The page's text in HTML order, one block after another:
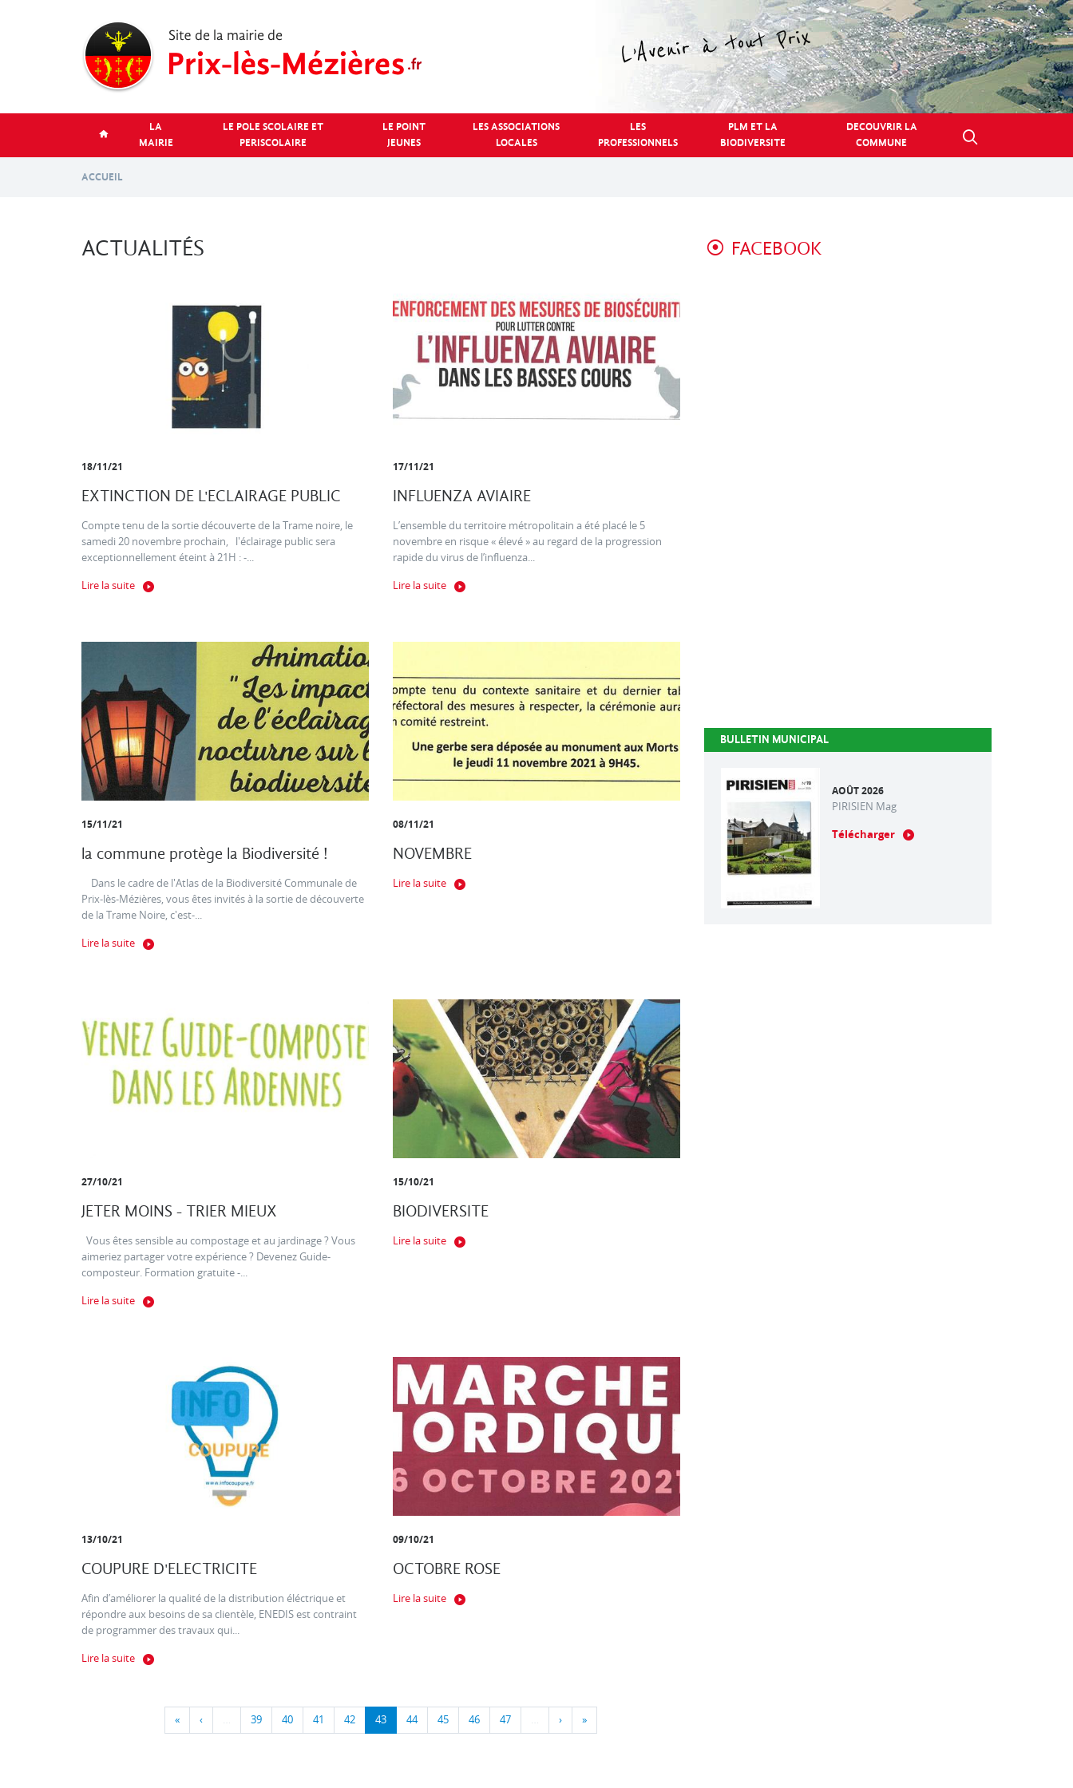
LA
MAIRIE
LE POLE SCOLAIRE ET
PERISCOLAIRE
LE POINT
JEUNES
LES ASSOCIATIONS
LOCALES
LES
PROFESSIONNELS
PLM ET LA
BIODIVERSITE
DECOUVRIR LA
COMMUNE
ACCUEIL
ACTUALITÉS
18/11/21
EXTINCTION DE L'ECLAIRAGE PUBLIC
Compte tenu de la sortie découverte de la Trame noire, le
samedi 20 novembre prochain, l'éclairage public sera
exceptionnellement éteint à 21H : -...
Lire la suite
17/11/21
INFLUENZA AVIAIRE
L’ensemble du territoire métropolitain a été placé le 5
novembre en risque « élevé » au regard de la progression
rapide du virus de l’influenza...
Lire la suite
15/11/21
la commune protège la Biodiversité !
Dans le cadre de l'Atlas de la Biodiversité Communale de
Prix-lès-Mézières, vous êtes invités à la sortie de découverte
de la Trame Noire, c'est-...
Lire la suite
08/11/21
NOVEMBRE
Lire la suite
27/10/21
JETER MOINS - TRIER MIEUX
Vous êtes sensible au compostage et au jardinage ? Vous
aimeriez partager votre expérience ? Devenez Guide-
composteur. Formation gratuite -...
Lire la suite
15/10/21
BIODIVERSITE
Lire la suite
13/10/21
COUPURE D'ELECTRICITE
Afin d’améliorer la qualité de la distribution éléctrique et
répondre aux besoins de sa clientèle, ENEDIS est contraint
de programmer des travaux qui...
Lire la suite
09/10/21
OCTOBRE ROSE
Lire la suite
« ‹ … 39 40 41 42 43 44 45 46 47 … › »
FACEBOOK
BULLETIN MUNICIPAL
AOÛT 2026
PIRISIEN Mag
Télécharger